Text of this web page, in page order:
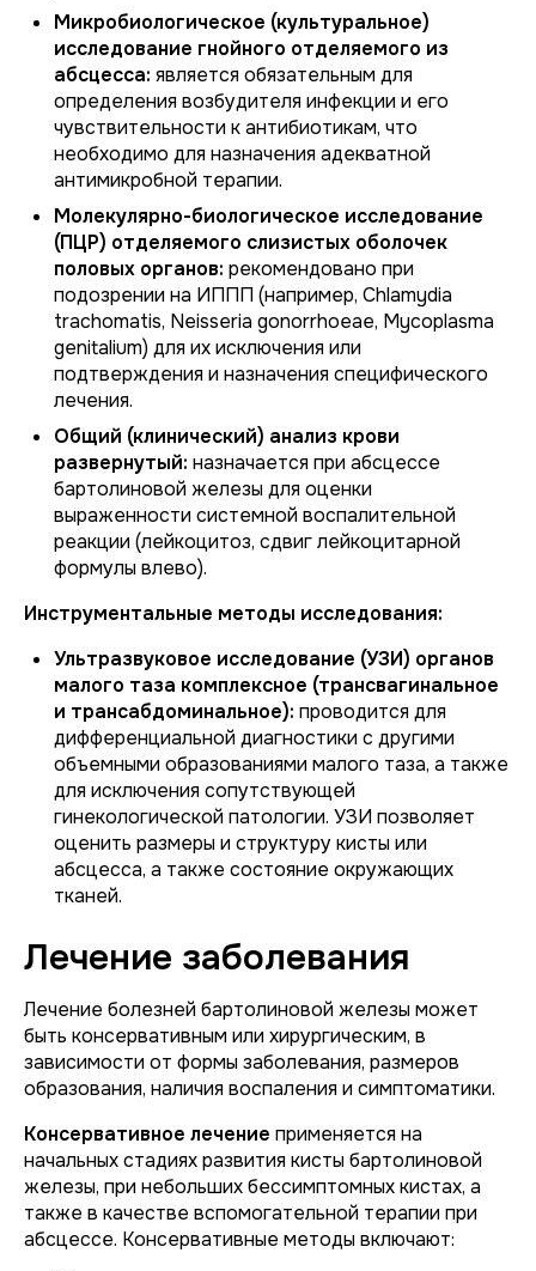
Микробиологическое (культуральное)
исследование гнойного отделяемого из
абсцесса: является обязательным для
определения возбудителя инфекции и его
чувствительности к антибиотикам, что
необходимо для назначения адекватной
антимикробной терапии.
Молекулярно-биологическое исследование
(ПЦР) отделяемого слизистых оболочек
половых органов: рекомендовано при
подозрении на ИППП (например, Chlamydia
trachomatis, Neisseria gonorrhoeae, Mycoplasma
genitalium) для их исключения или
подтверждения и назначения специфического
лечения.
Общий (клинический) анализ крови
развернутый: назначается при абсцессе
бартолиновой железы для оценки
выраженности системной воспалительной
реакции (лейкоцитоз, сдвиг лейкоцитарной
формулы влево).
Инструментальные методы исследования:
Ультразвуковое исследование (УЗИ) органов
малого таза комплексное (трансвагинальное
и трансабдоминальное): проводится для
дифференциальной диагностики с другими
объемными образованиями малого таза, а также
для исключения сопутствующей
гинекологической патологии. УЗИ позволяет
оценить размеры и структуру кисты или
абсцесса, а также состояние окружающих
тканей.
Лечение заболевания
Лечение болезней бартолиновой железы может
быть консервативным или хирургическим, в
зависимости от формы заболевания, размеров
образования, наличия воспаления и симптоматики.
Консервативное лечение применяется на
начальных стадиях развития кисты бартолиновой
железы, при небольших бессимптомных кистах, а
также в качестве вспомогательной терапии при
абсцессе. Консервативные методы включают: